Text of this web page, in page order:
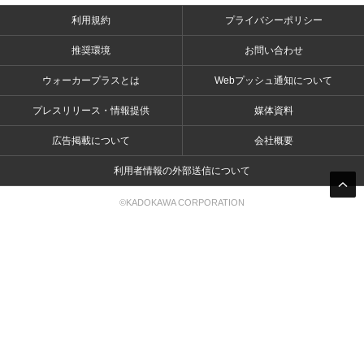
利用規約 プライバシーポリシー
推奨環境 お問い合わせ
ウォーカープラスとは Webプッシュ通知について
プレスリリース・情報提供 媒体資料
広告掲載について 会社概要
利用者情報の外部送信について
©KADOKAWA CORPORATION